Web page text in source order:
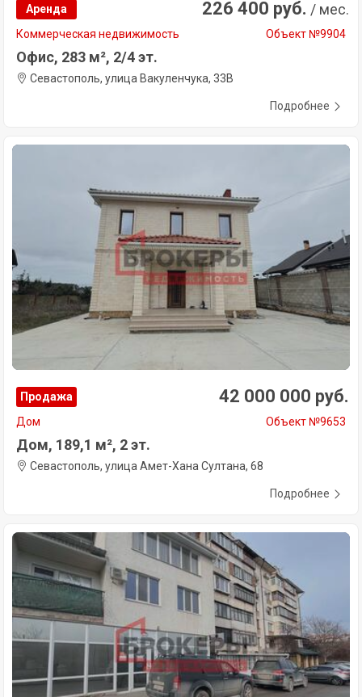
Аренда 226 400 руб. / мес.
Коммерческая недвижимость Объект №9904
Офис, 283 м², 2/4 эт.
Севастополь, улица Вакуленчука, 33В
Подробнее
Продажа 42 000 000 руб.
Дом Объект №9653
Дом, 189,1 м², 2 эт.
Севастополь, улица Амет-Хана Султана, 68
Подробнее